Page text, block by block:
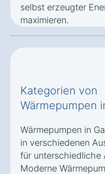
selbst erzeugter
maximieren.
Kategorien von
Wärmepumpen
Wärmepumpen in
in verschiedenen
für unterschiedliche
Moderne